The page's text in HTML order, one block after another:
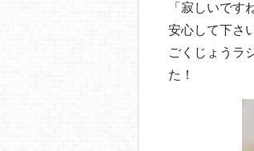
「寂しいで
安心して下さ
ごくじょうラ
た！